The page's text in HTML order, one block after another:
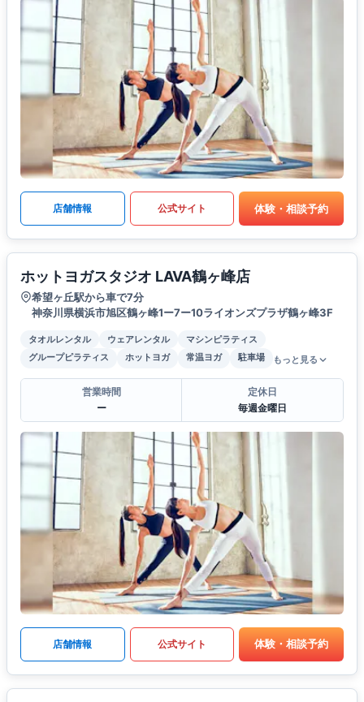
店舗情報 公式サイト 体験・相談予約
ホットヨガスタジオ LAVA鶴ヶ峰店
希望ヶ丘駅から車で7分
神奈川県横浜市旭区鶴ヶ峰1ー7ー10ライオンズプラザ鶴ヶ峰3F
タオルレンタル ウェアレンタル
マシンピラティス
グループピラティス
ホットヨガ 常温ヨガ 駐車場 もっと見る
営業時間
ー
定休日
毎週金曜日
店舗情報 公式サイト 体験・相談予約